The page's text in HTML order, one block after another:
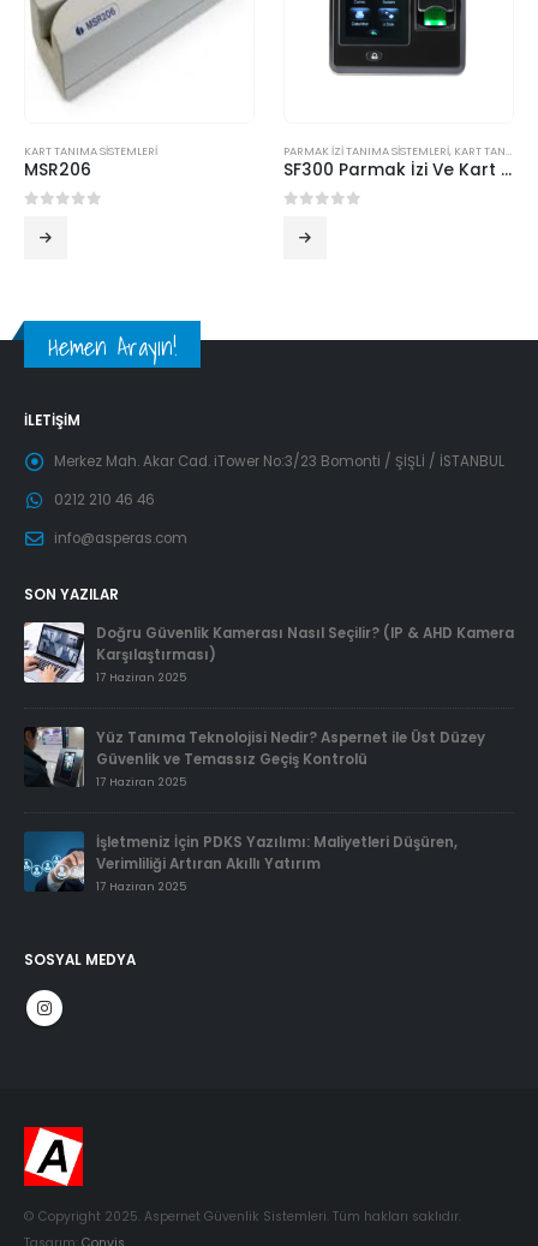
KART TANIMA SİSTEMLERİ
MSR206
PARMAK İZİ TANIMA SİSTEMLERİ, KART TANIMA SİSTEMLERİ
SF300 Parmak İzi Ve Kart Okuma Cihazı
Hemen Arayın!
İLETIŞIM
Merkez Mah. Akar Cad. iTower No:3/23 Bomonti / ŞİŞLİ / İSTANBUL
0212 210 46 46
info@asperas.com
SON YAZILAR
Doğru Güvenlik Kamerası Nasıl Seçilir? (IP & AHD Kamera
Karşılaştırması)
17 Haziran 2025
Yüz Tanıma Teknolojisi Nedir? Aspernet ile Üst Düzey
Güvenlik ve Temassız Geçiş Kontrolü
17 Haziran 2025
İşletmeniz İçin PDKS Yazılımı: Maliyetleri Düşüren,
Verimliliği Artıran Akıllı Yatırım
17 Haziran 2025
SOSYAL MEDYA
© Copyright 2025. Aspernet Güvenlik Sistemleri. Tüm hakları saklıdır.